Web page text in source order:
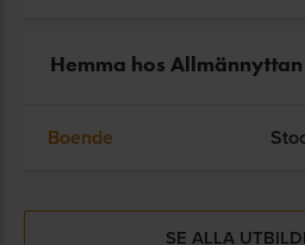
Hemma hos Allmännyttan
Boende
SE ALLA